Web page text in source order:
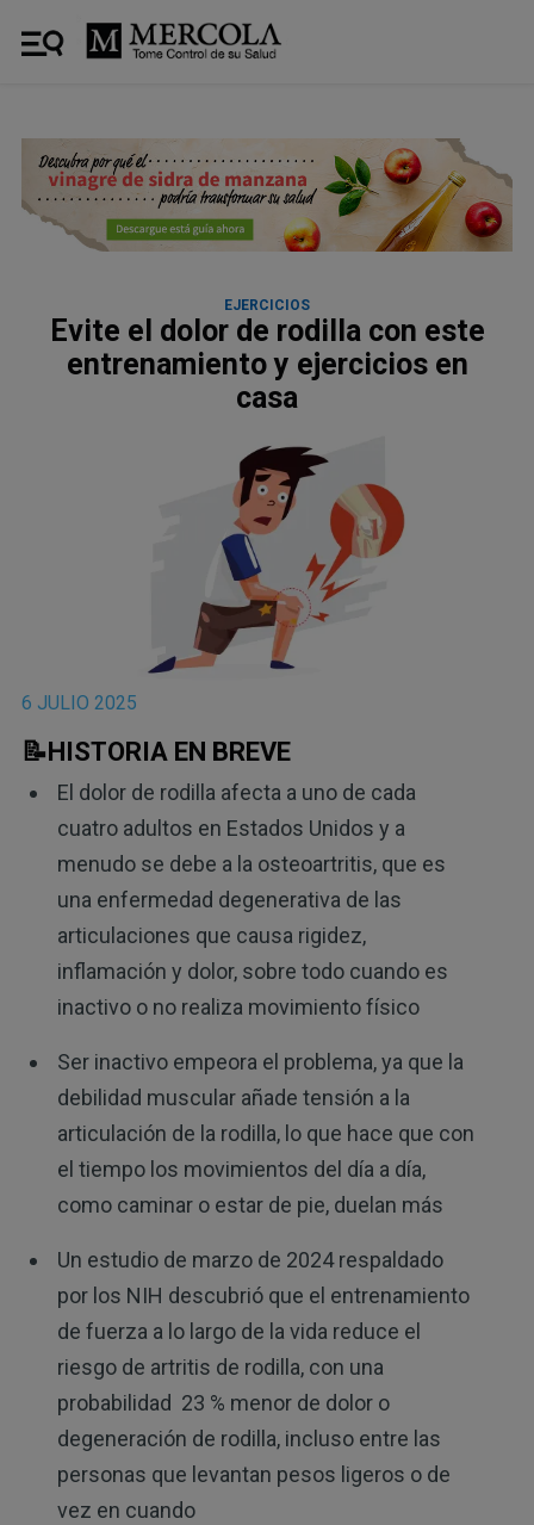
EJERCICIOS
Evite el dolor de rodilla con este
entrenamiento y ejercicios en
casa
6 JULIO 2025
📝HISTORIA EN BREVE
El dolor de rodilla afecta a uno de cada
cuatro adultos en Estados Unidos y a
menudo se debe a la osteoartritis, que es
una enfermedad degenerativa de las
articulaciones que causa rigidez,
inflamación y dolor, sobre todo cuando es
inactivo o no realiza movimiento físico
Ser inactivo empeora el problema, ya que la
debilidad muscular añade tensión a la
articulación de la rodilla, lo que hace que con
el tiempo los movimientos del día a día,
como caminar o estar de pie, duelan más
Un estudio de marzo de 2024 respaldado
por los NIH descubrió que el entrenamiento
de fuerza a lo largo de la vida reduce el
riesgo de artritis de rodilla, con una
probabilidad 23 % menor de dolor o
degeneración de rodilla, incluso entre las
personas que levantan pesos ligeros o de
vez en cuando